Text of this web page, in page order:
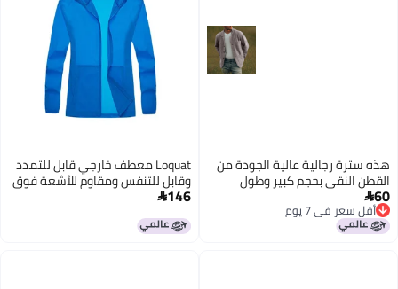
هذه سترة رجالية عالية الجودة من
القطن النقي بحجم كبير وطول
متوسط، تصميم عادي بلون نقي.
60
أقل سعر في 7 يوم
أقل سعر في 7 يوم 5
Loquat معطف خارجي قابل للتمدد
وقابل للتنفس ومقاوم للأشعة فوق
البنفسجية
146